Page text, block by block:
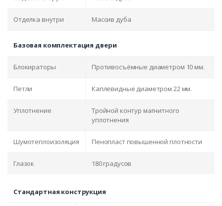
Отделка внутри Массив дуба
Базовая комплектация двери
Блокираторы Противосъёмные диаметром 10 мм.
Петли Каплевидные диаметром 22 мм.
Уплотнение
Тройной контур магнитного
уплотнения
Шумотеплоизоляция Пенопласт повышенной плотности
Глазок 180 градусов
Стандартная конструкция